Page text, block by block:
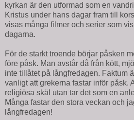
kyrkan är den utformad som en
Kristus under hans dagar fram till
visas många filmer och serier som
dagarna.
För de starkt troende börjar påsken
före påsk. Man avstår då från kött,
inte tillåtet på långfredagen. Faktum
vanligt att grekerna fastar inför påsk.
religiösa skäl utan tar det som en
Många fastar den stora veckan och
långfredagen!